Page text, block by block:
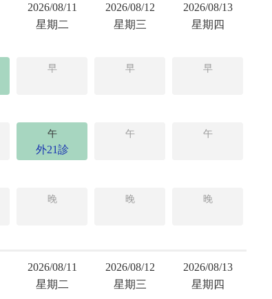
2026/08/11
星期二
2026/08/12
星期三
2026/08/13
星期四
早 早 早
午
外21診
午 午
晚 晚 晚
2026/08/11
星期二
2026/08/12
星期三
2026/08/13
星期四